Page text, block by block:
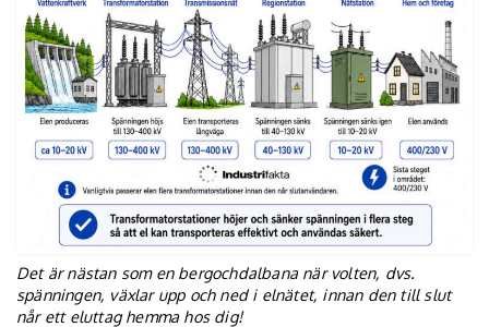
Det är nästan som en bergochdalbana när volten, dvs.
spänningen, växlar upp och ned i elnätet, innan den till slut
når ett eluttag hemma hos dig!